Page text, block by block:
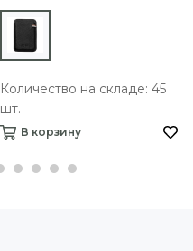
Количество на складе: 45
шт.
В корзину